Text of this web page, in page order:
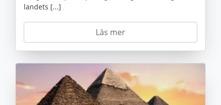
landets [...]
Läs mer